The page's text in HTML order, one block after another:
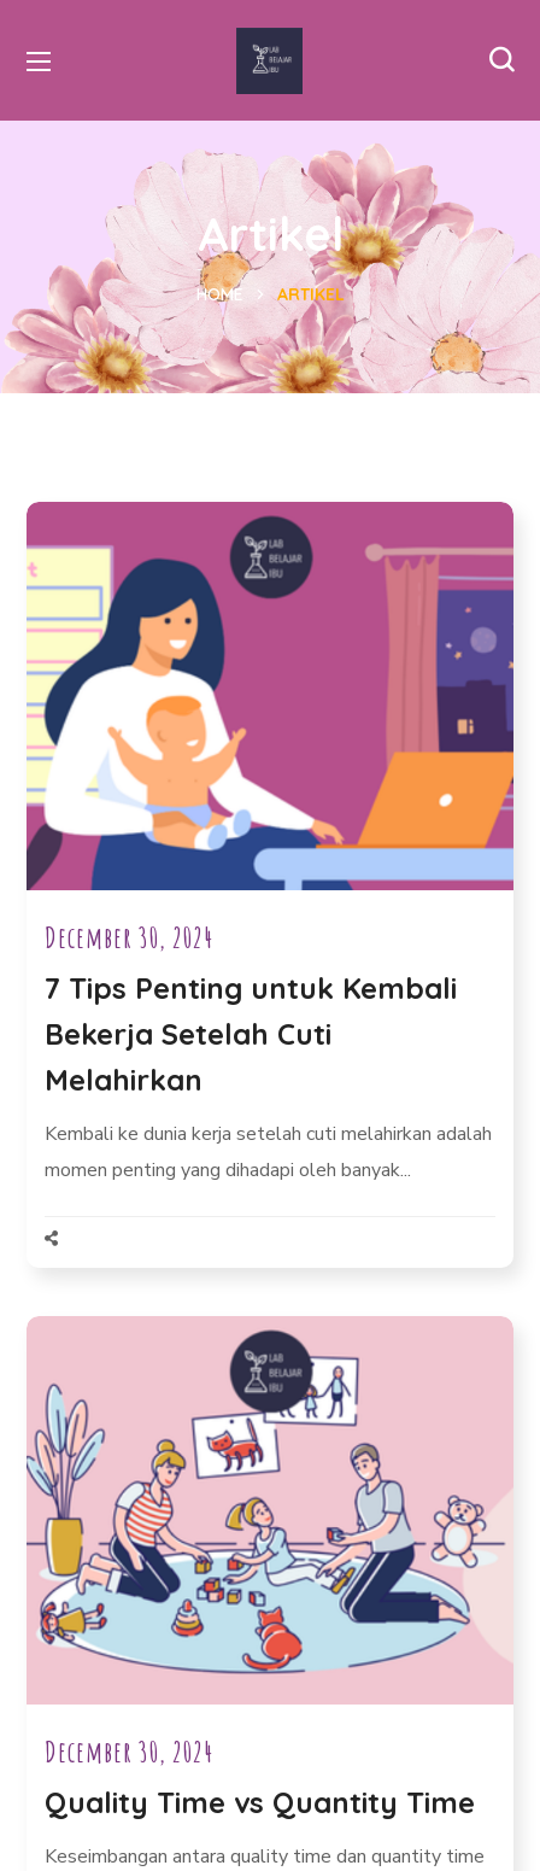
Artikel
HOME ARTIKEL
December 30, 2024
7 Tips Penting untuk Kembali
Bekerja Setelah Cuti
Melahirkan
Kembali ke dunia kerja setelah cuti melahirkan adalah
momen penting yang dihadapi oleh banyak...
December 30, 2024
Quality Time vs Quantity Time
Keseimbangan antara quality time dan quantity time